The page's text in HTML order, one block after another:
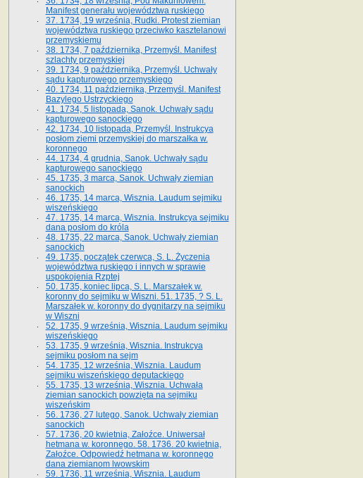
Manifest generału województwa ruskiego
37. 1734, 19 września, Rudki. Protest ziemian
województwa ruskiego przeciwko kasztelanowi
przemyskiemu
38. 1734, 7 października, Przemyśl. Manifest
szlachty przemyskiej
39. 1734, 9 października, Przemyśl. Uchwały
sądu kapturowego przemyskiego
40. 1734, 11 października, Przemyśl. Manifest
Bazylego Ustrzyckiego
41. 1734, 5 listopada, Sanok. Uchwały sądu
kapturowego sanockiego
42. 1734, 10 listopada, Przemyśl. Instrukcya
posłom ziemi przemyskiej do marszałka w.
koronnego
44. 1734, 4 grudnia, Sanok. Uchwały sądu
kapturowego sanockiego
45. 1735, 3 marca, Sanok. Uchwały ziemian
sanockich
46. 1735, 14 marca, Wisznia. Laudum sejmiku
wiszeńskiego
47. 1735, 14 marca, Wisznia. Instrukcya sejmiku
dana posłom do króla
48. 1735, 22 marca, Sanok. Uchwały ziemian
sanockich
49. 1735, początek czerwca, S. L. Życzenia
województwa ruskiego i innych w sprawie
uspokojenia Rzptej
50. 1735, koniec lipca, S. L. Marszałek w.
koronny do sejmiku w Wiszni. 51. 1735, ? S. L.
Marszałek w. koronny do dygnitarzy na sejmiku
w Wiszni
52. 1735, 9 września, Wisznia. Laudum sejmiku
wiszeńskiego
53. 1735, 9 września, Wisznia. Instrukcya
sejmiku posłom na sejm
54. 1735, 12 września, Wisznia. Laudum
sejmiku wiszeńskiego deputackiego
55. 1735, 13 września, Wisznia. Uchwała
ziemian sanockich powzięta na sejmiku
wiszeńskim
56. 1736, 27 lutego, Sanok. Uchwały ziemian
sanockich
57. 1736, 20 kwietnia, Załoźce. Uniwersał
hetmana w. koronnego. 58. 1736. 20 kwietnia,
Załoźce. Odpowiedź hetmana w. koronnego
dana ziemianom lwowskim
59. 1736, 11 września, Wisznia. Laudum